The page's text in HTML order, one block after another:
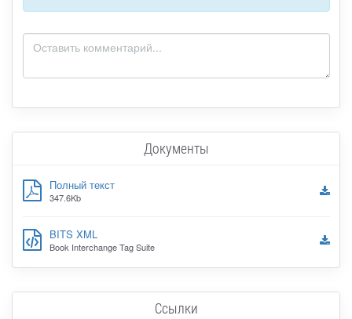
Документы
Полный текст
347.6Kb
BITS XML
Book Interchange Tag Suite
Ссылки